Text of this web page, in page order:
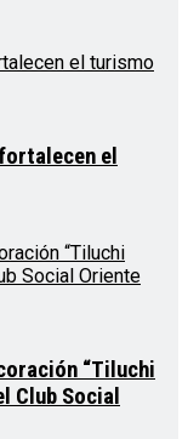
el
“Tiluchi
Club Social